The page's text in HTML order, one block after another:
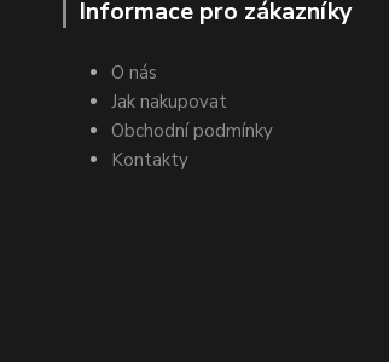
Informace pro zákazníky
O nás
Jak nakupovat
Obchodní podmínky
Kontakty